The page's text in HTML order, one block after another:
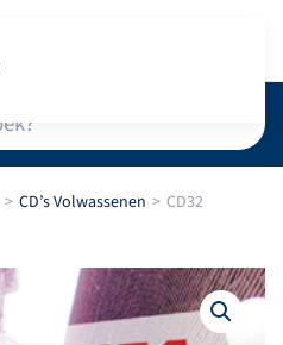
CD’s Volwassenen
CD32